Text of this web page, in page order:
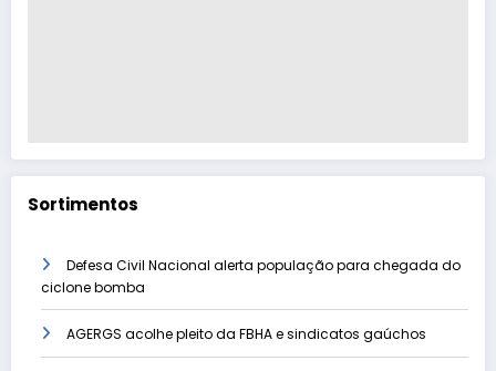
Sortimentos
Defesa Civil Nacional alerta população para chegada do
ciclone bomba
AGERGS acolhe pleito da FBHA e sindicatos gaúchos